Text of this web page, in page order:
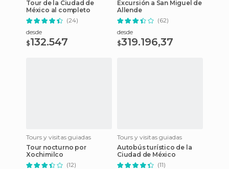
Tour de la Ciudad de
México al completo
(24)
desde
$132.547
Excursión a San Miguel de
Allende
(62)
desde
$319.196,37
Tours y visitas guiadas
Tour nocturno por
Xochimilco
(12)
Tours y visitas guiadas
Autobús turístico de la
Ciudad de México
(11)